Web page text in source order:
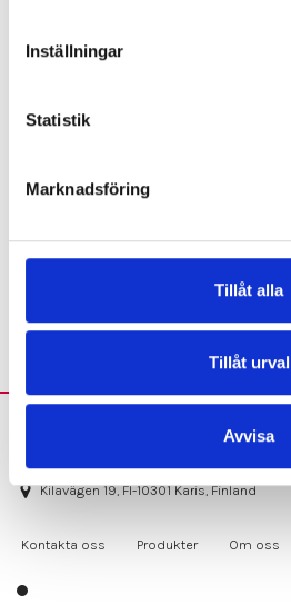
Inställningar
Statistik
Marknadsföring
Tillåt alla
Tillåt urval
Avvisa
LED-LAMPORS
TILLBEHÖR
Kilavägen 19, FI-10301 Karis, Finland
Kontakta oss Produkter Om oss